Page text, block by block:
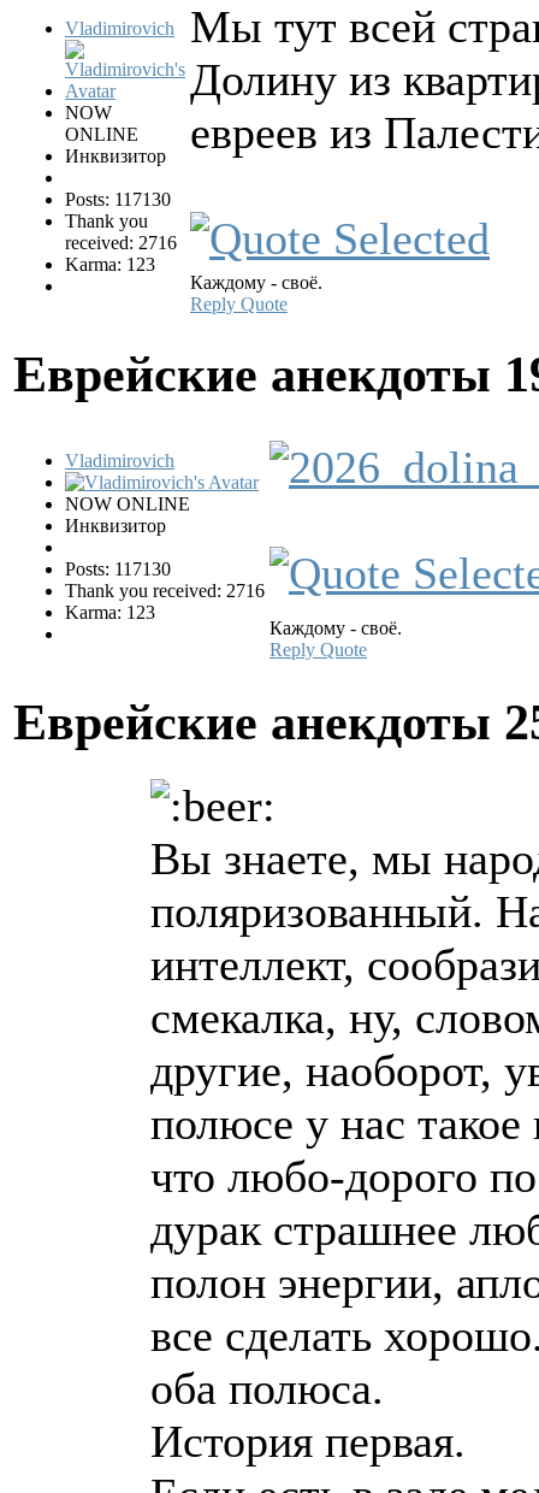
Vladimirovich
NOW
ONLINE
Инквизитор
Posts: 117130
Thank you
received: 2716
Karma: 123
Мы тут всей
Долину из
евреев из
Каждому - своё.
Reply Quote
Еврейские анекдоты
Vladimirovich
NOW ONLINE
Инквизитор
Posts: 117130
Thank you received: 2716
Karma: 123
Каждому - своё.
Reply Quote
Еврейские анекдоты
Вы знаете, мы
поляризованный.
интеллект,
смекалка, ну,
другие, наоборот,
полюсе у нас такое
что любо-дорого
дурак страшнее
полон энергии,
все сделать
оба полюса.
История первая.